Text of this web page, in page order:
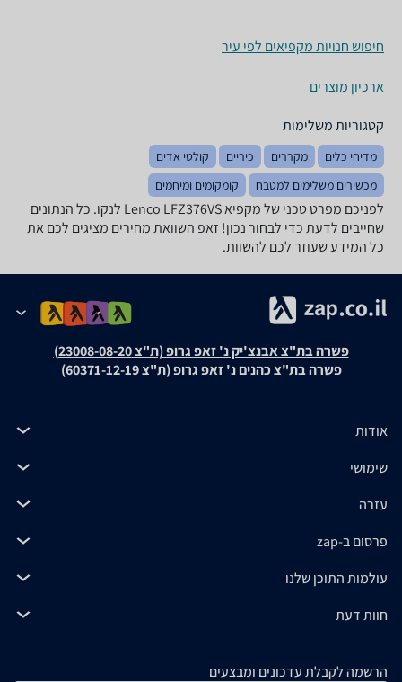
חיפוש חנויות מקפיאים לפי עיר
ארכיון מוצרים
קטגוריות משלימות
מדיחי כלים מקררים כיריים
קולטי אדים
מכשירים משלימים למטבח
קומקומים ומיחמים
לפניכם מפרט טכני של מקפיא Lenco LFZ376VS לנקו. כל הנתונים
שחייבים לדעת כדי לבחור נכון! זאפ השוואת מחירים מציגים לכם את
כל המידע שעוזר לכם להשוות.
פשרה בת"צ אבנצ'יק נ' זאפ גרופ (ת"צ 23008-08-20)
פשרה בת"צ כהנים נ' זאפ גרופ (ת"צ 60371-12-19)
אודות
שימושי
עזרה
פרסום ב-zap
עולמות התוכן שלנו
חוות דעת
הרשמה לקבלת עדכונים ומבצעים